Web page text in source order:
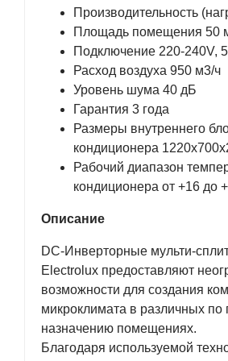
Производительность
Площадь помещения 50
Подключение 220-240V,
Расход воздуха 950 м3/ч
Уровень шума 40 дБ
Гарантия 3 года
Размеры внутреннего
кондиционера
Рабочий диапазон
кондиционера от +16 до
Описание
DC-Инверторные мульти-
Electrolux предоставляют
возможности для создания
микроклимата в различных
назначению помещениях.
Благодаря используемой